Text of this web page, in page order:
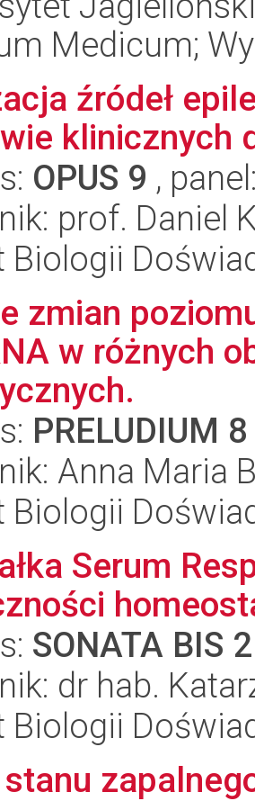
Medicum;
źródeł
klinicznych
OPUS 9 ,
prof. Daniel
Biologii
zmian
w różnych
PRELUDIUM 8
Anna Maria
Biologii
Serum
SONATA BIS 2
dr hab.
Biologii
stanu